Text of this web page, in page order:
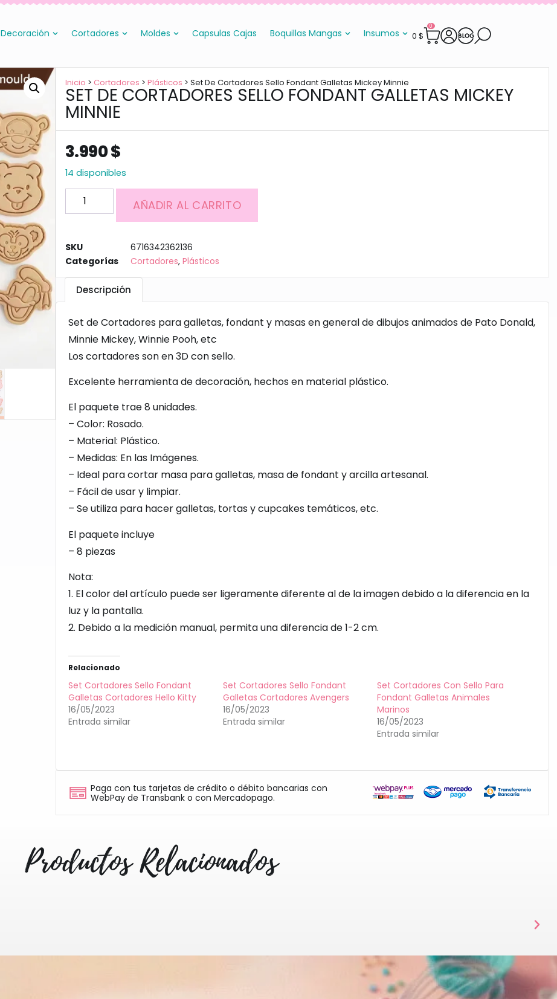
Decoración Cortadores Moldes Capsulas Cajas Boquillas Mangas Insumos 0 $
0
Inicio > Cortadores > Plásticos > Set De Cortadores Sello Fondant Galletas Mickey Minnie
SET DE CORTADORES SELLO FONDANT GALLETAS MICKEY
MINNIE
3.990$
14 disponibles
AÑADIR AL CARRITO
SKU
6716342362136
Categorías
Cortadores, Plásticos
Descripción
Set de Cortadores para galletas, fondant y masas en general de dibujos animados de Pato Donald,
Minnie Mickey, Winnie Pooh, etc
Los cortadores son en 3D con sello.
Excelente herramienta de decoración, hechos en material plástico.
El paquete trae 8 unidades.
– Color: Rosado.
– Material: Plástico.
– Medidas: En las Imágenes.
– Ideal para cortar masa para galletas, masa de fondant y arcilla artesanal.
– Fácil de usar y limpiar.
– Se utiliza para hacer galletas, tortas y cupcakes temáticos, etc.
El paquete incluye
– 8 piezas
Nota:
1. El color del artículo puede ser ligeramente diferente al de la imagen debido a la diferencia en la
luz y la pantalla.
2. Debido a la medición manual, permita una diferencia de 1-2 cm.
Relacionado
Set Cortadores Sello Fondant
Galletas Cortadores Hello Kitty
16/05/2023
Entrada similar
Set Cortadores Sello Fondant
Galletas Cortadores Avengers
16/05/2023
Entrada similar
Set Cortadores Con Sello Para
Fondant Galletas Animales
Marinos
16/05/2023
Entrada similar
Paga con tus tarjetas de crédito o débito bancarias con
WebPay de Transbank o con Mercadopago.
Productos Relacionados